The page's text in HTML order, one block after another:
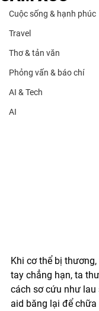
Cuộc sống & hạnh phúc
Travel
Thơ & tản văn
Phỏng vấn & báo chí
AI & Tech
AI
Khi cơ thể bị
tay chẳng hạn, ta
cách sơ cứu như lau
aid băng lại để